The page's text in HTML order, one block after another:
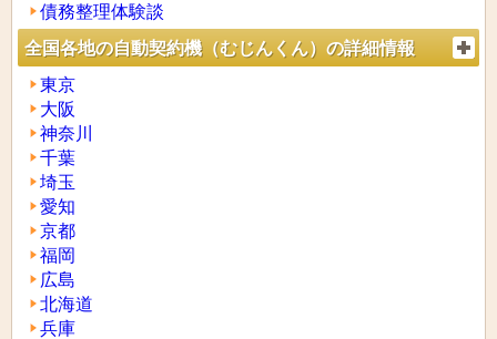
債務整理体験談
全国各地の自動契約機（むじんくん）の詳細情報
東京
大阪
神奈川
千葉
埼玉
愛知
京都
福岡
広島
北海道
兵庫